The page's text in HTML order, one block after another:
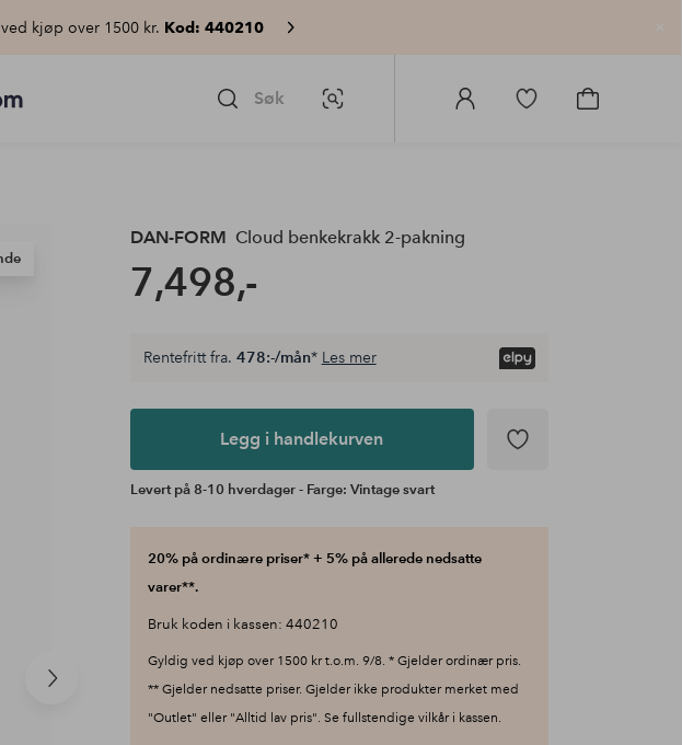
kjøp over 1500 kr. Kod: 440210
Søk Bildesøk
Logg
Gå
Gå
Neste
DAN-FORM Cloud benkekrakk 2-pakning
7,498,-
Rentefritt fra. 478:-/mån* Les mer
Legg i handlekurven
Levert på 8-10 hverdager - Farge: Vintage svart
20% på ordinære priser* + 5% på allerede nedsatte
varer**.
Bruk koden i kassen: 440210
Gyldig ved kjøp over 1500 kr t.o.m. 9/8. * Gjelder ordinær pris.
** Gjelder nedsatte priser. Gjelder ikke produkter merket med
"Outlet" eller "Alltid lav pris". Se fullstendige vilkår i kassen.